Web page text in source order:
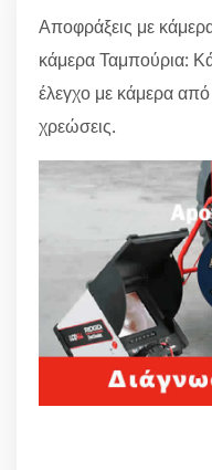
Αποφράξεις με
κάμερα Ταμπούρια:
έλεγχο με κάμερα
χρεώσεις.